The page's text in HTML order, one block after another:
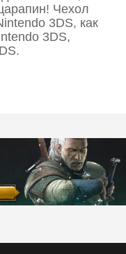
Чехол
3DS, как
3DS,